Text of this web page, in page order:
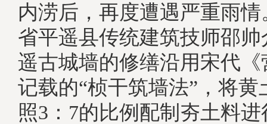
内涝后，再度遭遇严重
省平遥县传统建筑技师邵
遥古城墙的修缮沿用宋代
记载的“桢干筑墙法”，将
照3：7的比例配制夯土料